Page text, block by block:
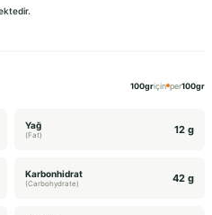
100griçin per100gr
Yağ
(Fat) 12 g
Karbonhidrat
(Carbohydrate) 42 g